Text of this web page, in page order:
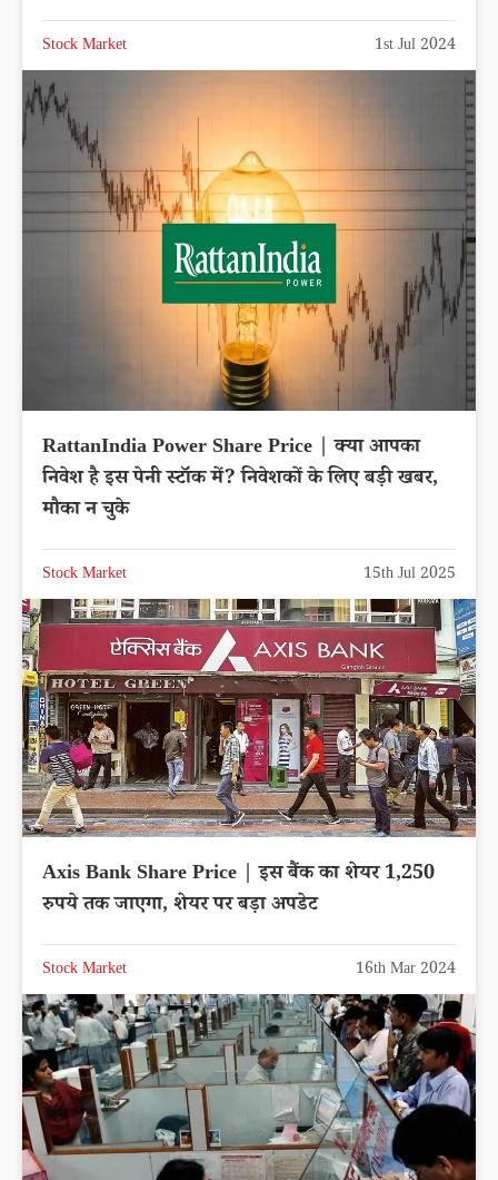
Stock Market 1st Jul 2024
RattanIndia Power Share Price | क्या आपका
निवेश है इस पेनी स्टॉक में? निवेशकों के लिए बड़ी खबर,
मौका न चुके
Stock Market 15th Jul 2025
Axis Bank Share Price | इस बैंक का शेयर 1,250
रुपये तक जाएगा, शेयर पर बड़ा अपडेट
Stock Market 16th Mar 2024